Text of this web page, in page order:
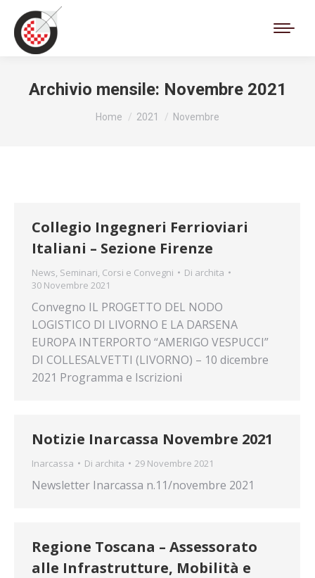
Archivio mensile: Novembre 2021
Tu sei qui:
Home 2021 Novembre
Collegio Ingegneri Ferrioviari
Italiani – Sezione Firenze
News, Seminari, Corsi e Convegni Di archita
30 Novembre 2021
Convegno IL PROGETTO DEL NODO
LOGISTICO DI LIVORNO E LA DARSENA
EUROPA INTERPORTO “AMERIGO VESPUCCI”
DI COLLESALVETTI (LIVORNO) – 10 dicembre
2021 Programma e Iscrizioni
Notizie Inarcassa Novembre 2021
Inarcassa Di archita 29 Novembre 2021
Newsletter Inarcassa n.11/novembre 2021
Regione Toscana – Assessorato
alle Infrastrutture, Mobilità e